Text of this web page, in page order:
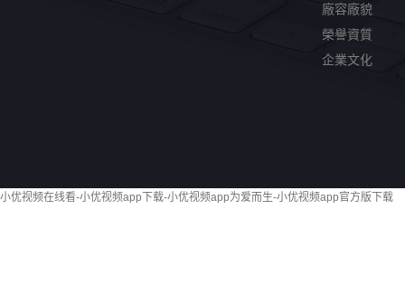
廠容廠貌
榮譽資質
企業文化
小优视频在线看-小优视频app下载-小优视频app为爱而生-小优视频app官方版下载